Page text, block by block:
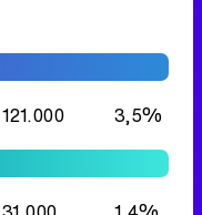
31.000 1,4%
146.000 5,8%